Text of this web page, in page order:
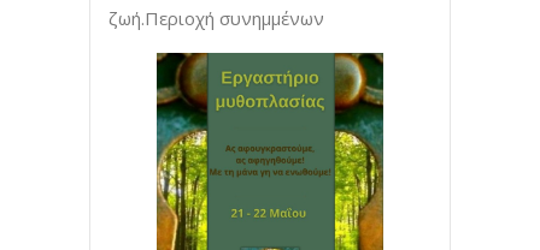
ζωή.Περιοχή συνημμένων